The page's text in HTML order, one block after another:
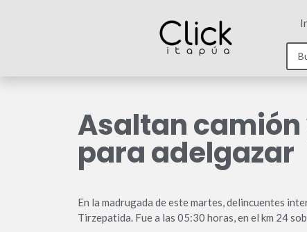
Asaltan camión
para adelgazar
En la madrugada de este martes, delincuentes
Tirzepatida. Fue a las 05:30 horas, en el km 24